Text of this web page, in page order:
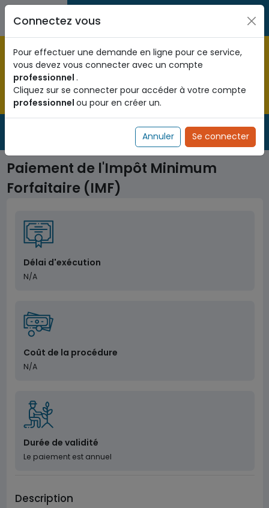
Aller au contenu principal
Citoyens
Pré-enregistrez vous dès maintenant pour le programme
national d'identification biométrique et
obtenez votre Numéro d'Identification Unique (NIU) en
cliquantICI.
Fermer
de l'administration togolaise
Paiement de l'Impôt Minimum
Forfaitaire (IMF)
Délai d'exécution
N/A
Coût de la procédure
N/A
Durée de validité
Le paiement est annuel
Description
Connectez vous
Pour effectuer une demande en ligne pour ce service,
vous devez vous connecter avec un compte
professionnel .
Cliquez sur se connecter pour accéder à votre compte
professionnel ou pour en créer un.
Annuler Se connecter